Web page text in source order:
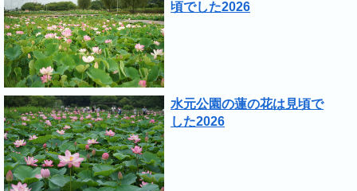
頃でした2026
水元公園の蓮の花は見頃で
した2026